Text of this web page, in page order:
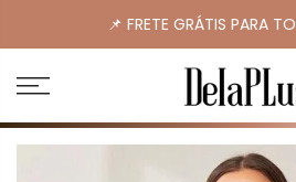
📌 FRETE GRÁTIS PARA